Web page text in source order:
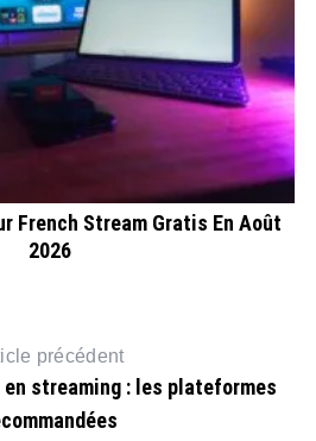
French Stream Gratis En Août
2026
précédent
en streaming : les plateformes